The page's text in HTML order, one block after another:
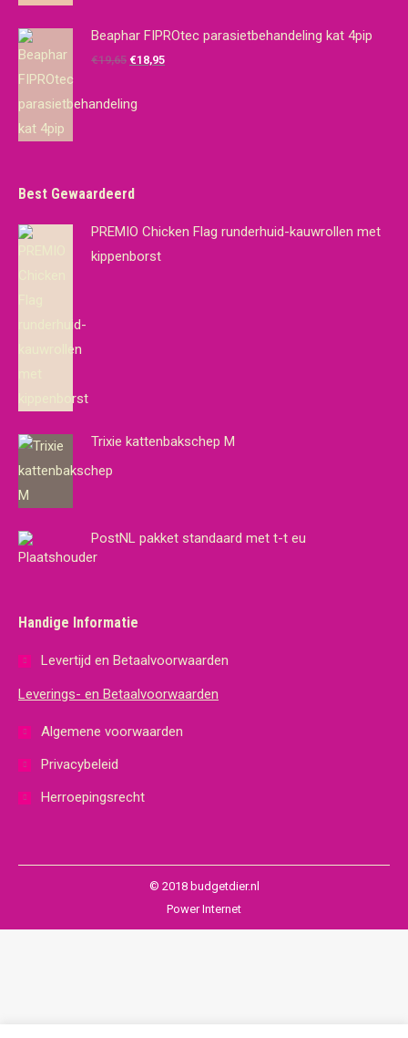
was:
€14,95.
is:
€10,00.
Beaphar FIPROtec parasietbehandeling kat 4pip
€19,65 Oorspronkelijke
was:
€18,95Huidige
Best Gewaardeerd
PREMIO Chicken Flag runderhuid-kauwrollen met
kippenborst
Trixie kattenbakschep M
PostNL pakket standaard met t-t eu
Handige Informatie
Levertijd en Betaalvoorwaarden
Leverings- en Betaalvoorwaarden
Algemene voorwaarden
Privacybeleid
Herroepingsrecht
© 2018 budgetdier.nl
Power Internet